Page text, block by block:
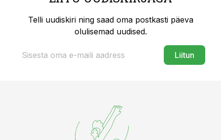
Telli uudiskiri ning saad oma postkasti päeva
olulisemad uudised.
Liitun